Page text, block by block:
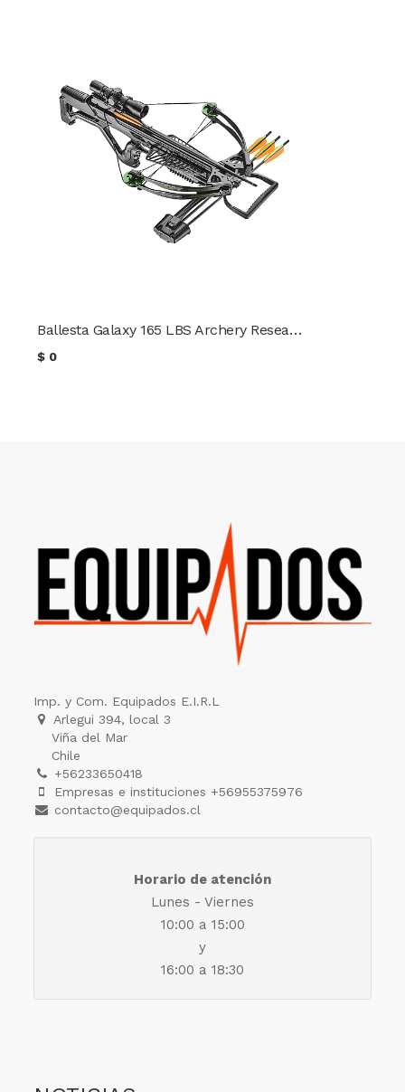
Ballesta Galaxy 165 LBS Archery Research
$ 0
Imp. y Com. Equipados E.I.R.L
Arlegui 394, local 3
Viña del Mar
Chile
+56233650418
Empresas e instituciones +56955375976
contacto@equipados.cl
Horario de atención
Lunes - Viernes
10:00 a 15:00
y
16:00 a 18:30